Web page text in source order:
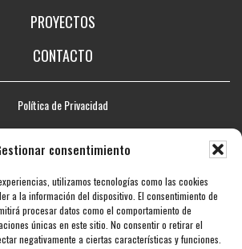
consentimiento
utilizamos tecnologías como las cookies
a la información del dispositivo. El consentimiento de
procesar datos como el comportamiento de
únicas en este sitio. No consentir o retirar el
negativamente a ciertas características y funciones.
PROYECTOS
CONTACTO
Política de Privacidad
Aviso legal
Mapa web
Accesibilidad